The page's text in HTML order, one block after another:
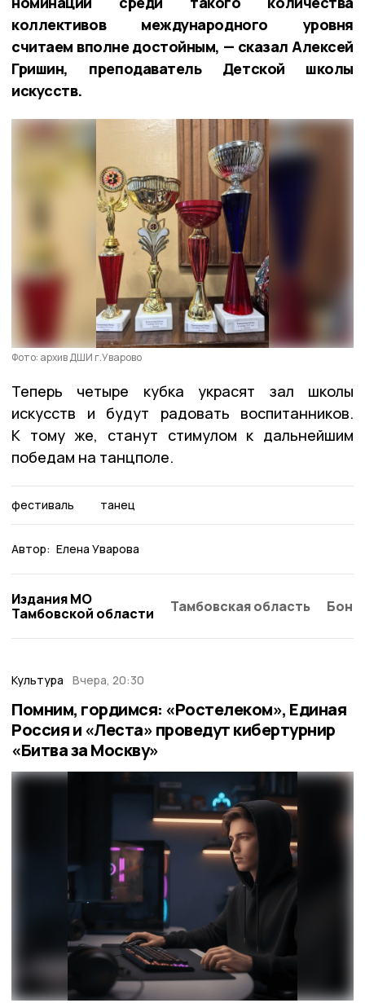
коллективов международного уровня
считаем вполне достойным, — сказал Алексей
Гришин, преподаватель Детской школы
искусств.
Фото: архив ДШИ г.Уварово
Теперь четыре кубка украсят зал школы
искусств и будут радовать воспитанников.
К тому же, станут стимулом к дальнейшим
победам на танцполе.
фестиваль танец
Автор: Елена Уварова
Издания МО
Тамбовской области
Тамбовская область
Культура Вчера, 20:30
Помним, гордимся: «Ростелеком», Единая
Россия и «Леста» проведут кибертурнир
«Битва за Москву»